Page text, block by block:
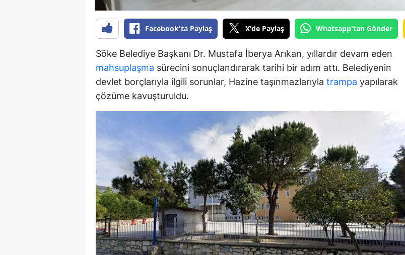
Şanlıurfa
Uşak
Van
Yozgat
Aksaray
Bayburt
Karaman
Kırıkkale
Batman
Şırnak
Bartın
Facebook'ta Paylaş X'de Paylaş Whatsapp'tan Gönder
Söke Belediye Başkanı Dr. Mustafa İberya Arıkan, yıllardır devam eden
mahsuplaşma sürecini sonuçlandırarak tarihi bir adım attı. Belediyenin
devlet borçlarıyla ilgili sorunlar, Hazine taşınmazlarıyla trampa yapılarak
çözüme kavuşturuldu.